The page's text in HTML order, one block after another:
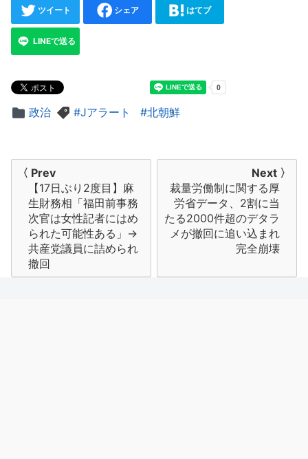
ツイート シェア はてブ
LINEで送る
政治 Jアラート 北朝鮮
〈 Prev
【17日ぶり2度目】麻
生財務相「福田前事務
次官は女性記者にはめ
られた可能性ある」→
共産党議員に詰められ
撤回
Next 〉
裁量労働制に関する厚
労省データ、2割に当
たる2000件超のデタラ
メが撤回に追い込まれ
完全崩壊